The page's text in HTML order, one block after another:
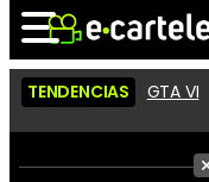
Noticias
TENDENCIAS GTA VI